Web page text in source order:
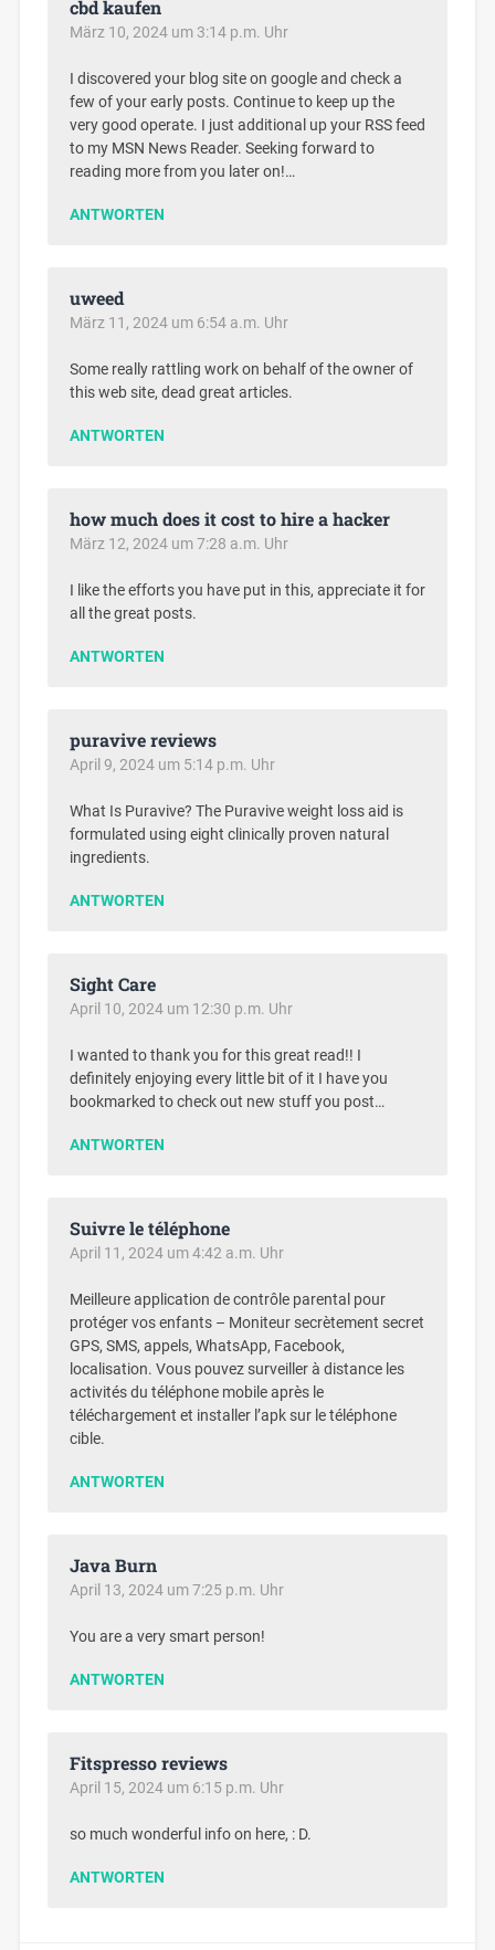
cbd kaufen
März 10, 2024 um 3:14 p.m. Uhr
I discovered your blog site on google and check a
few of your early posts. Continue to keep up the
very good operate. I just additional up your RSS feed
to my MSN News Reader. Seeking forward to
reading more from you later on!…
ANTWORTEN
uweed
März 11, 2024 um 6:54 a.m. Uhr
Some really rattling work on behalf of the owner of
this web site, dead great articles.
ANTWORTEN
how much does it cost to hire a hacker
März 12, 2024 um 7:28 a.m. Uhr
I like the efforts you have put in this, appreciate it for
all the great posts.
ANTWORTEN
puravive reviews
April 9, 2024 um 5:14 p.m. Uhr
What Is Puravive? The Puravive weight loss aid is
formulated using eight clinically proven natural
ingredients.
ANTWORTEN
Sight Care
April 10, 2024 um 12:30 p.m. Uhr
I wanted to thank you for this great read!! I
definitely enjoying every little bit of it I have you
bookmarked to check out new stuff you post…
ANTWORTEN
Suivre le téléphone
April 11, 2024 um 4:42 a.m. Uhr
Meilleure application de contrôle parental pour
protéger vos enfants – Moniteur secrètement secret
GPS, SMS, appels, WhatsApp, Facebook,
localisation. Vous pouvez surveiller à distance les
activités du téléphone mobile après le
téléchargement et installer l’apk sur le téléphone
cible.
ANTWORTEN
Java Burn
April 13, 2024 um 7:25 p.m. Uhr
You are a very smart person!
ANTWORTEN
Fitspresso reviews
April 15, 2024 um 6:15 p.m. Uhr
so much wonderful info on here, : D.
ANTWORTEN